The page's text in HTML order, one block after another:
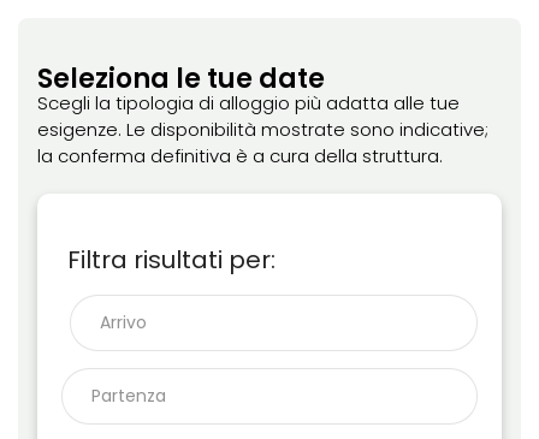
Seleziona le tue date
Scegli la tipologia di alloggio più adatta alle tue
esigenze. Le disponibilità mostrate sono indicative;
la conferma definitiva è a cura della struttura.
Filtra risultati per: